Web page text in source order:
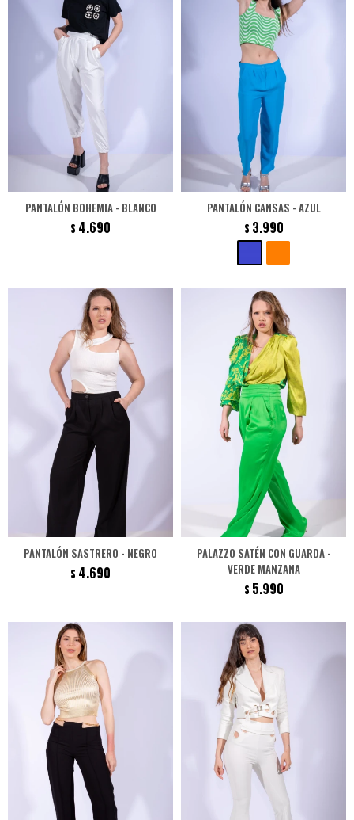
PANTALÓN BOHEMIA - BLANCO
$ 4.690
PANTALÓN CANSAS - AZUL
$ 3.990
PANTALÓN SASTRERO - NEGRO
$ 4.690
PALAZZO SATÉN CON GUARDA -
VERDE MANZANA
$ 5.990